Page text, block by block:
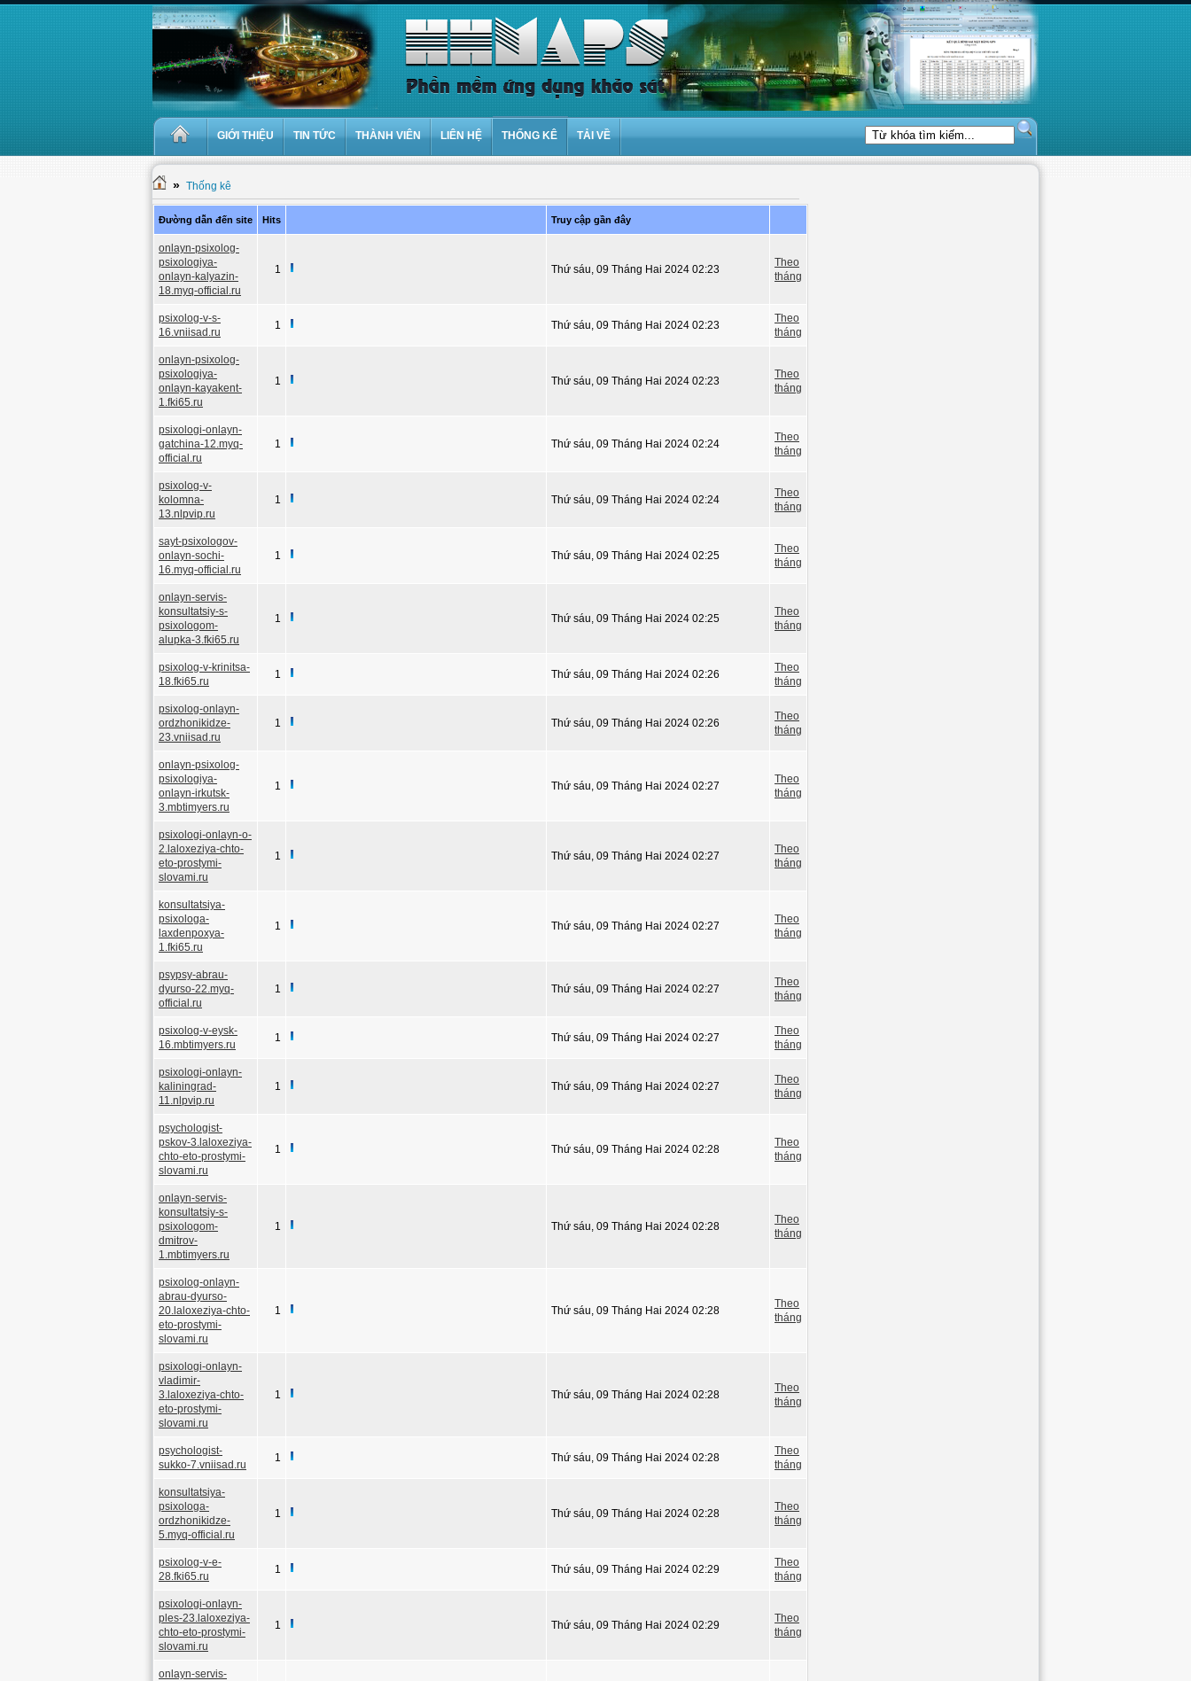
GIỚI THIỆU TIN TỨC THÀNH VIÊN LIÊN HỆ THỐNG KÊ TẢI VỀ
» Thống kê
Đường dẫn đến site Hits Truy cập gần đây
onlayn-psixolog-
psixologiya-
onlayn-kalyazin-
18.myq-official.ru
1 Thứ sáu, 09 Tháng Hai 2024 02:23
Theo
tháng
psixolog-v-s-
16.vniisad.ru
1 Thứ sáu, 09 Tháng Hai 2024 02:23
Theo
tháng
onlayn-psixolog-
psixologiya-
onlayn-kayakent-
1.fki65.ru
1 Thứ sáu, 09 Tháng Hai 2024 02:23
Theo
tháng
psixologi-onlayn-
gatchina-12.myq-
official.ru
1 Thứ sáu, 09 Tháng Hai 2024 02:24
Theo
tháng
psixolog-v-
kolomna-
13.nlpvip.ru
1 Thứ sáu, 09 Tháng Hai 2024 02:24
Theo
tháng
sayt-psixologov-
onlayn-sochi-
16.myq-official.ru
1 Thứ sáu, 09 Tháng Hai 2024 02:25
Theo
tháng
onlayn-servis-
konsultatsiy-s-
psixologom-
alupka-3.fki65.ru
1 Thứ sáu, 09 Tháng Hai 2024 02:25
Theo
tháng
psixolog-v-krinitsa-
18.fki65.ru
1 Thứ sáu, 09 Tháng Hai 2024 02:26
Theo
tháng
psixolog-onlayn-
ordzhonikidze-
23.vniisad.ru
1 Thứ sáu, 09 Tháng Hai 2024 02:26
Theo
tháng
onlayn-psixolog-
psixologiya-
onlayn-irkutsk-
3.mbtimyers.ru
1 Thứ sáu, 09 Tháng Hai 2024 02:27
Theo
tháng
psixologi-onlayn-o-
2.laloxeziya-chto-
eto-prostymi-
slovami.ru
1 Thứ sáu, 09 Tháng Hai 2024 02:27
Theo
tháng
konsultatsiya-
psixologa-
laxdenpoxya-
1.fki65.ru
1 Thứ sáu, 09 Tháng Hai 2024 02:27
Theo
tháng
psypsy-abrau-
dyurso-22.myq-
official.ru
1 Thứ sáu, 09 Tháng Hai 2024 02:27
Theo
tháng
psixolog-v-eysk-
16.mbtimyers.ru
1 Thứ sáu, 09 Tháng Hai 2024 02:27
Theo
tháng
psixologi-onlayn-
kaliningrad-
11.nlpvip.ru
1 Thứ sáu, 09 Tháng Hai 2024 02:27
Theo
tháng
psychologist-
pskov-3.laloxeziya-
chto-eto-prostymi-
slovami.ru
1 Thứ sáu, 09 Tháng Hai 2024 02:28
Theo
tháng
onlayn-servis-
konsultatsiy-s-
psixologom-
dmitrov-
1.mbtimyers.ru
1 Thứ sáu, 09 Tháng Hai 2024 02:28
Theo
tháng
psixolog-onlayn-
abrau-dyurso-
20.laloxeziya-chto-
eto-prostymi-
slovami.ru
1 Thứ sáu, 09 Tháng Hai 2024 02:28
Theo
tháng
psixologi-onlayn-
vladimir-
3.laloxeziya-chto-
eto-prostymi-
slovami.ru
1 Thứ sáu, 09 Tháng Hai 2024 02:28
Theo
tháng
psychologist-
sukko-7.vniisad.ru
1 Thứ sáu, 09 Tháng Hai 2024 02:28
Theo
tháng
konsultatsiya-
psixologa-
ordzhonikidze-
5.myq-official.ru
1 Thứ sáu, 09 Tháng Hai 2024 02:28
Theo
tháng
psixolog-v-e-
28.fki65.ru
1 Thứ sáu, 09 Tháng Hai 2024 02:29
Theo
tháng
psixologi-onlayn-
ples-23.laloxeziya-
chto-eto-prostymi-
slovami.ru
1 Thứ sáu, 09 Tháng Hai 2024 02:29
Theo
tháng
onlayn-servis-